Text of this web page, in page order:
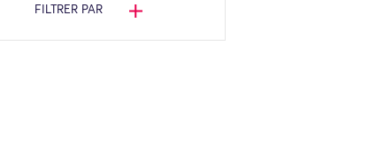
FILTRER PAR